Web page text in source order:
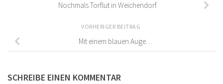
Nochmals Torflut in Weichendorf
VORHERIGER BEITRAG
Mit einem blauen Auge…
SCHREIBE EINEN KOMMENTAR